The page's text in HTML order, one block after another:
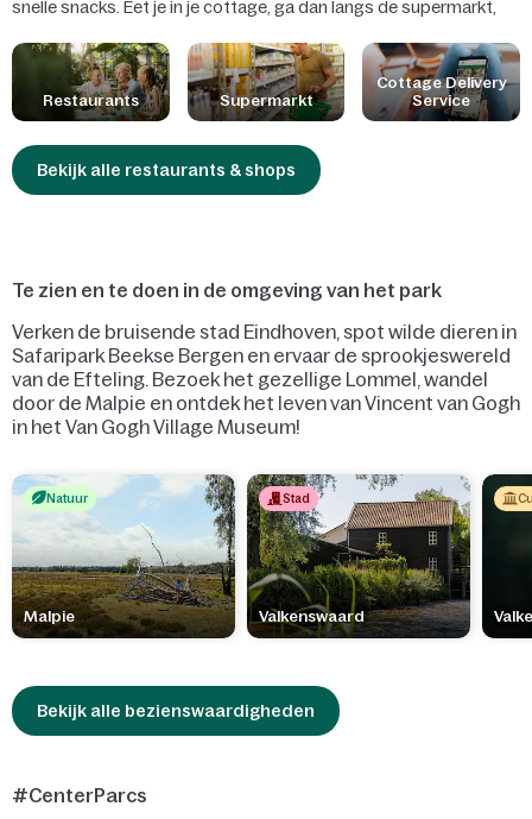
snelle snacks. Eet je in je cottage, ga dan langs de supermarkt,
is gedacht aan de allerkleinsten door kindvriendelijke gerechten,
babyvoeding en veel plezier onder de palmbomen. Ook staan we
steeds klaar om rekening te houden met jouw allergieën of
voedselintoleranties.
Restaurants Supermarkt
Cottage Delivery
Service
Bekijk alle restaurants & shops
Te zien en te doen in de omgeving van het park
Verken de bruisende stad Eindhoven, spot wilde dieren in
Safaripark Beekse Bergen en ervaar de sprookjeswereld
van de Efteling. Bezoek het gezellige Lommel, wandel
door de Malpie en ontdek het leven van Vincent van Gogh
in het Van Gogh Village Museum!
Natuur
Malpie
Stad
Valkenswaard
Bekijk alle bezienswaardigheden
#CenterParcs